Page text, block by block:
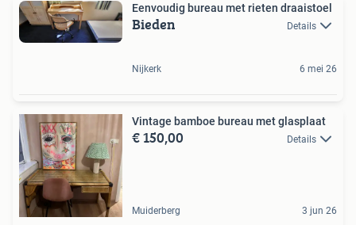
Eenvoudig bureau met rieten draaistoel
Bieden Details
Nijkerk 6 mei 26
Vintage bamboe bureau met glasplaat
€ 150,00 Details
Muiderberg 3 jun 26